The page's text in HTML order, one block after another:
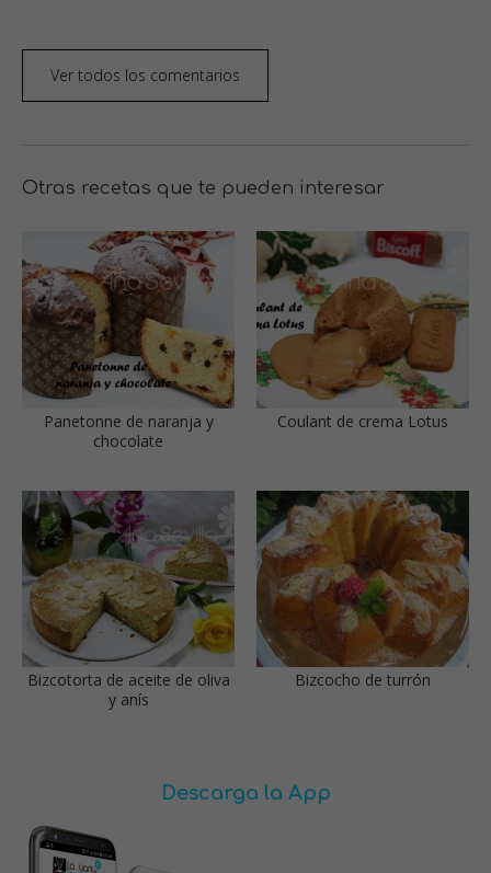
Ver todos los comentarios
Otras recetas que te pueden interesar
Panetonne de naranja y
chocolate
Coulant de crema Lotus
Bizcotorta de aceite de oliva
y anís
Bizcocho de turrón
Descarga la App